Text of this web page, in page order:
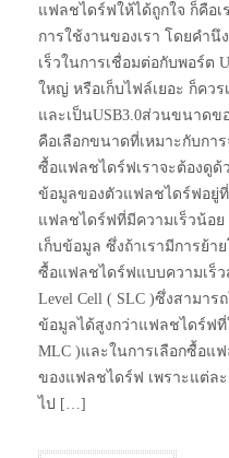
แฟลชไดร์ฟให้ได้ถูกใจ ก็คือเ
การใช้งานของเรา โดยคำ
เร็วในการเชื่อมต่อกับพอร์ต
ใหญ่ หรือเก็บไฟล์เยอะ ก็คว
และเป็นUSB3.0ส่วนขนาดข
คือเลือกขนาดที่เหมาะกับกา
ซื้อแฟลชไดร์ฟเราจะต้องดูด้
ข้อมูลของตัวแฟลชไดร์ฟอยู่ที่
แฟลชไดร์ฟที่มีความเร็วน้อย
เก็บข้อมูล ซึ่งถ้าเรามีการย้า
ซื้อแฟลชไดร์ฟแบบความเร็ว
Level Cell ( SLC )ซึ่งสามาร
ข้อมูลได้สูงกว่าแฟลชไดร์ฟที่
MLC )และในการเลือกซื้อแ
ของแฟลชไดร์ฟ เพราะแต่ล
ไป […]